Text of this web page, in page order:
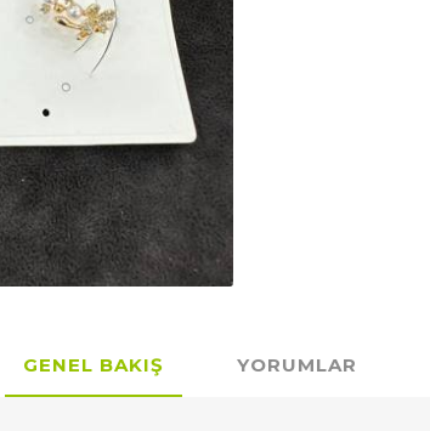
GENEL BAKIŞ YORUMLAR